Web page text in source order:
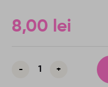
8,00 lei
- +